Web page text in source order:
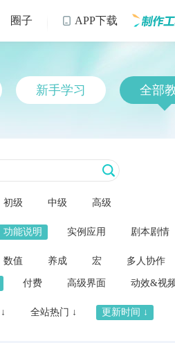
圈子  APP下载
新手学习 全部
初级 中级 高级
功能说明 实例应用 剧本剧情
数值 养成 宏 多人协作
付费 高级界面 动效&视
全站热门 ↓ 更新时间 ↓